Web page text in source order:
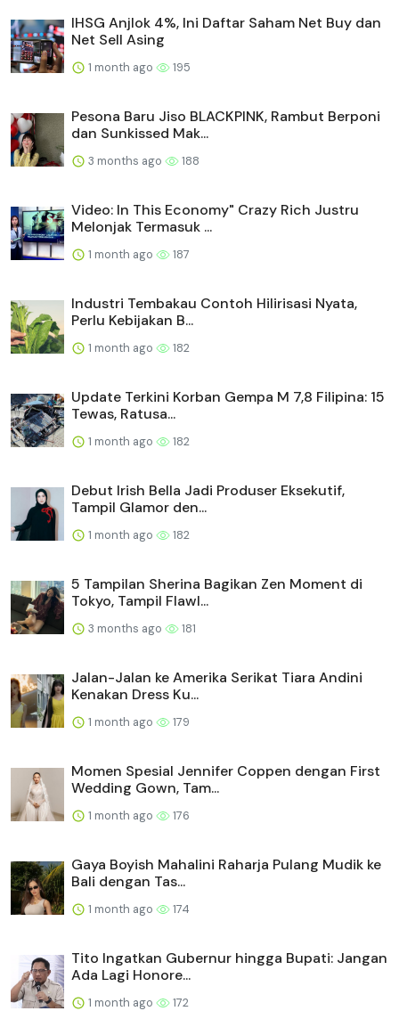
IHSG Anjlok 4%, Ini Daftar Saham Net Buy dan
Net Sell Asing
1 month ago 195
Pesona Baru Jiso BLACKPINK, Rambut Berponi
dan Sunkissed Mak...
3 months ago 188
Video: In This Economy" Crazy Rich Justru
Melonjak Termasuk ...
1 month ago 187
Industri Tembakau Contoh Hilirisasi Nyata,
Perlu Kebijakan B...
1 month ago 182
Update Terkini Korban Gempa M 7,8 Filipina: 15
Tewas, Ratusa...
1 month ago 182
Debut Irish Bella Jadi Produser Eksekutif,
Tampil Glamor den...
1 month ago 182
5 Tampilan Sherina Bagikan Zen Moment di
Tokyo, Tampil Flawl...
3 months ago 181
Jalan-Jalan ke Amerika Serikat Tiara Andini
Kenakan Dress Ku...
1 month ago 179
Momen Spesial Jennifer Coppen dengan First
Wedding Gown, Tam...
1 month ago 176
Gaya Boyish Mahalini Raharja Pulang Mudik ke
Bali dengan Tas...
1 month ago 174
Tito Ingatkan Gubernur hingga Bupati: Jangan
Ada Lagi Honore...
1 month ago 172